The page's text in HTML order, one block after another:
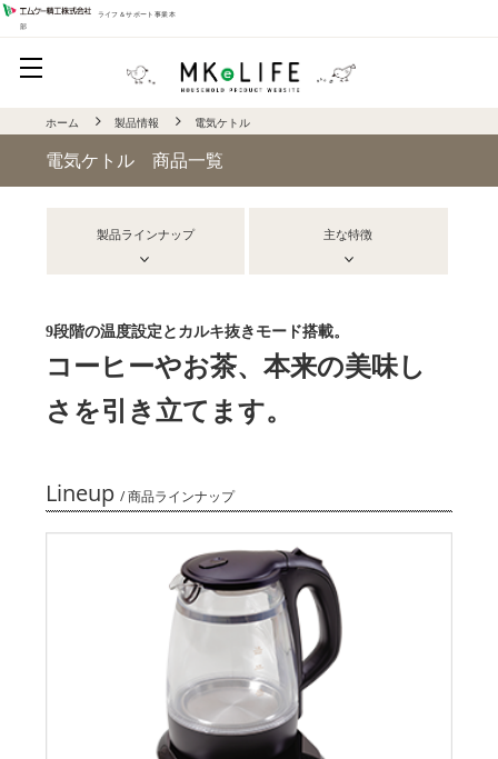
ライフ＆サポート事業本
部
ホーム 製品情報 電気ケトル
電気ケトル 商品一覧
製品ラインナップ 主な特徴
9段階の温度設定とカルキ抜きモード搭載。
コーヒーやお茶、本来の美味し
さを引き立てます。
Lineup/ 商品ラインナップ